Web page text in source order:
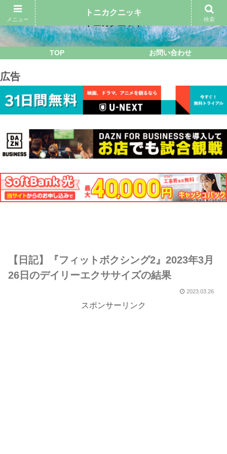
TOP お問い合わせ
広告
【日記】『フィットボクシング2』2023年3月
26日のデイリーエクササイズの結果
2023.03.26
スポンサーリンク
メニュー
トニカクニッキ
検索